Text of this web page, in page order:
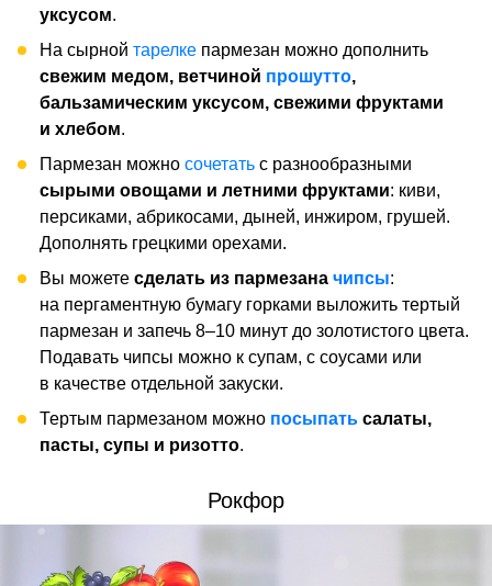
уксусом.
На сырной тарелке пармезан можно дополнить
свежим медом, ветчиной прошутто,
бальзамическим уксусом, свежими фруктами
и хлебом.
Пармезан можно сочетать с разнообразными
сырыми овощами и летними фруктами: киви,
персиками, абрикосами, дыней, инжиром, грушей.
Дополнять грецкими орехами.
Вы можете сделать из пармезана чипсы:
на пергаментную бумагу горками выложить тертый
пармезан и запечь 8–10 минут до золотистого цвета.
Подавать чипсы можно к супам, с соусами или
в качестве отдельной закуски.
Тертым пармезаном можно посыпать салаты,
пасты, супы и ризотто.
Рокфор